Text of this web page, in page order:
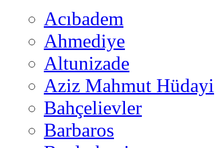
Acıbadem
Ahmediye
Altunizade
Aziz Mahmut Hüdayi
Bahçelievler
Barbaros